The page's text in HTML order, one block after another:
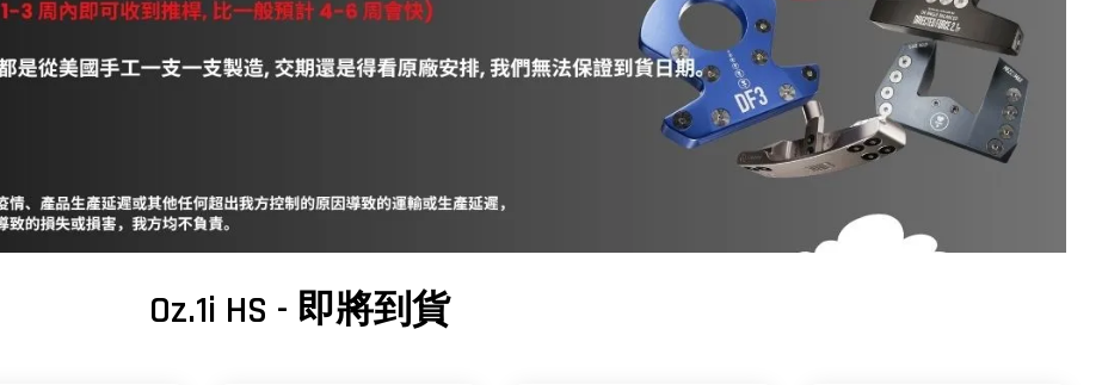
Oz.1i HS - 即將到貨